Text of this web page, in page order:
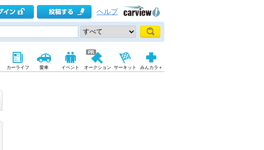
ヘルプ
カーライフ 愛車 イベント オークション サーキット みんカラ＋